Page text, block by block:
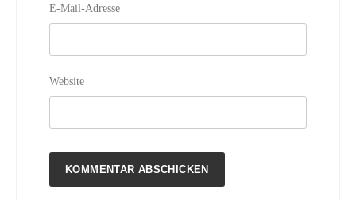
E-Mail-Adresse
Website